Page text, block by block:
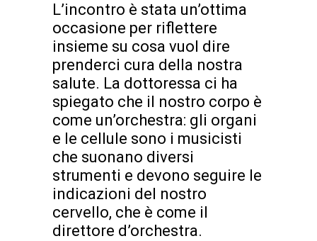
L’incontro è stata un’ottima
occasione per riflettere
insieme su cosa vuol dire
prenderci cura della nostra
salute. La dottoressa ci ha
spiegato che il nostro corpo è
come un’orchestra: gli organi
e le cellule sono i musicisti
che suonano diversi
strumenti e devono seguire le
indicazioni del nostro
cervello, che è come il
direttore d’orchestra.